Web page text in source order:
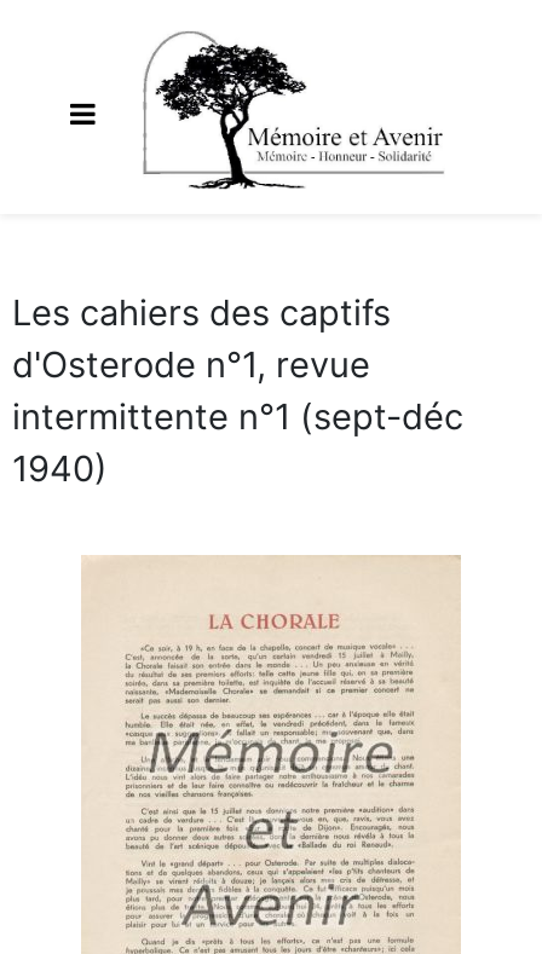
Les cahiers des captifs
d'Osterode n°1, revue
intermittente n°1 (sept-déc
1940)